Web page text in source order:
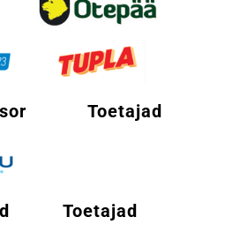
Toetajad
Toetajad